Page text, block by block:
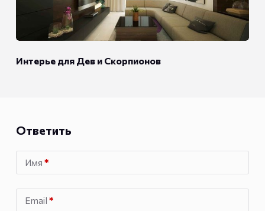
Интерье для Дев и Скорпионов
Ответить
Имя *
Email *